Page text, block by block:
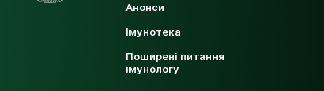
Анонси
Імунотека
Поширені питання
імунологу